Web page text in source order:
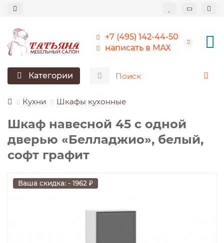
+7 (495) 142-44-50
написать в МАХ
Категории
Кухни Шкафы кухонные
Шкаф навесной 45 c одной
дверью «Белладжио», белый,
софт графит
Ваша скидка: - 1962 ₽